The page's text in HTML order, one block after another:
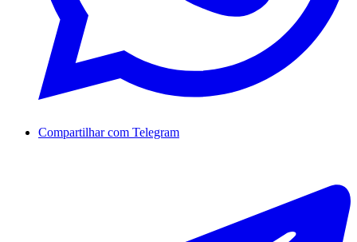
Compartilhar com Telegram